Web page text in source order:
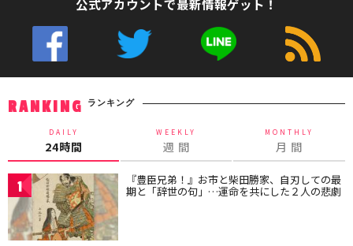
公式アカウントで最新情報ゲット！
RANKING ランキング
DAILY
24時間
WEEKLY
週 間
MONTHLY
月 間
1 『豊臣兄弟！』お市と柴田勝家、自刃しての最
期と「辞世の句」…運命を共にした２人の悲劇